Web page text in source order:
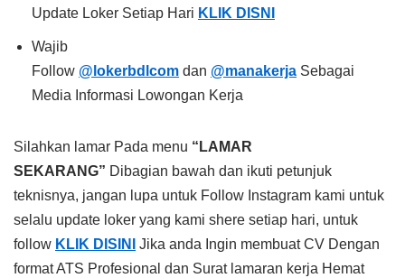
Update Loker Setiap Hari KLIK DISNI
Wajib
Follow @lokerbdlcom dan @manakerja Sebagai
Media Informasi Lowongan Kerja
Silahkan lamar Pada menu “LAMAR
SEKARANG” Dibagian bawah dan ikuti petunjuk
teknisnya, jangan lupa untuk Follow Instagram kami untuk
selalu update loker yang kami shere setiap hari, untuk
follow KLIK DISINI
Jika anda Ingin membuat CV Dengan
format ATS Profesional dan Surat lamaran kerja Hemat